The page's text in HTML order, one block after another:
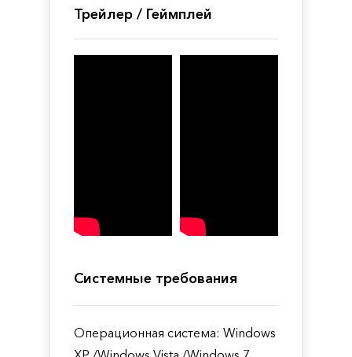
Трейлер / Геймплей
Системные требования
Операционная система: Windows